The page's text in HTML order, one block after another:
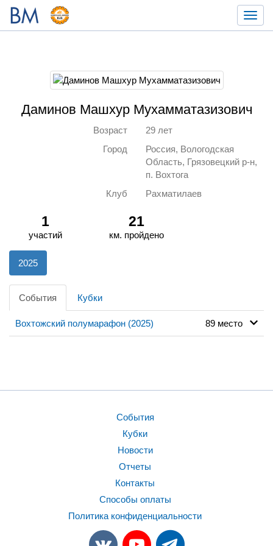
Даминов Машхур Мухамматазизович
Возраст
29 лет
Город
Россия, Вологодская
Область, Грязовецкий р-н,
п. Вохтога
Клуб
Рахматилаев
1
участий
21
км. пройдено
2025
События Кубки
Вохтожский полумарафон (2025) 89 место
События
Кубки
Новости
Отчеты
Контакты
Способы оплаты
Политика конфиденциальности